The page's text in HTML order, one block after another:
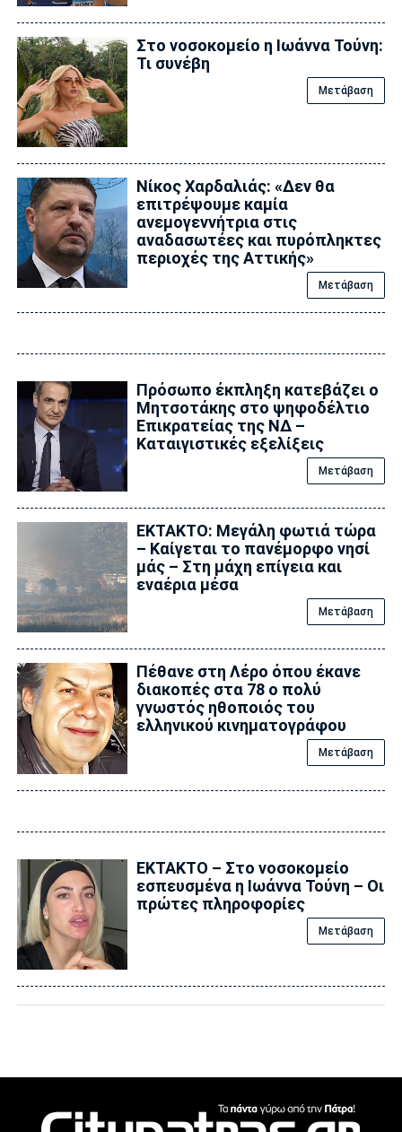
Στο νοσοκομείο η Ιωάννα Τούνη:
Τι συνέβη
Μετάβαση
Νίκος Χαρδαλιάς: «Δεν θα
επιτρέψουμε καμία
ανεμογεννήτρια στις
αναδασωτέες και πυρόπληκτες
περιοχές της Αττικής»
Μετάβαση
Πρόσωπο έκπληξη κατεβάζει ο
Μητσοτάκης στο ψηφοδέλτιο
Επικρατείας της ΝΔ –
Καταιγιστικές εξελίξεις
Μετάβαση
ΕΚΤΑΚΤΟ: Μεγάλη φωτιά τώρα
– Καίγεται το πανέμορφο νησί
μάς – Στη μάχη επίγεια και
εναέρια μέσα
Μετάβαση
Πέθανε στη Λέρο όπου έκανε
διακοπές στα 78 ο πολύ
γνωστός ηθοποιός του
ελληνικού κινηματογράφου
Μετάβαση
ΕΚΤΑΚΤΟ – Στο νοσοκομείο
εσπευσμένα η Ιωάννα Τούνη – Οι
πρώτες πληροφορίες
Μετάβαση